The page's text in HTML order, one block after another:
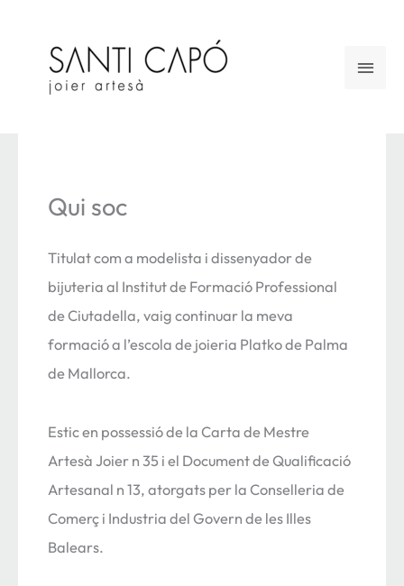
contingut
Menú
Qui soc
Titulat com a modelista i dissenyador de
bijuteria al Institut de Formació Professional
de Ciutadella, vaig continuar la meva
formació a l’escola de joieria Platko de Palma
de Mallorca.
Estic en possessió de la Carta de Mestre
Artesà Joier n 35 i el Document de Qualificació
Artesanal n 13, atorgats per la Conselleria de
Comerç i Industria del Govern de les Illes
Balears.